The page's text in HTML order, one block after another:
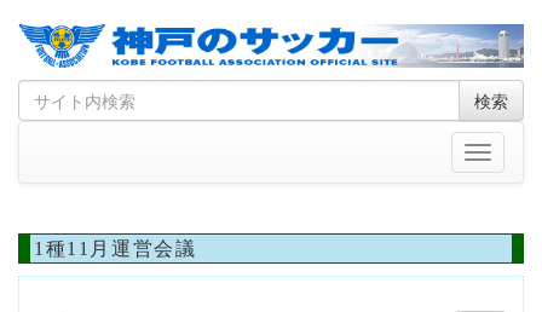
Skip
to
Search
for
検索
Toggle
1種11月運営会議